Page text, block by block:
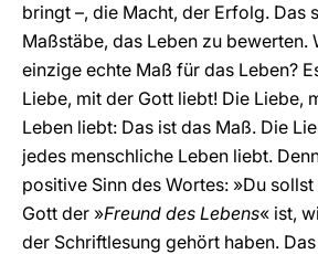
bringt –, die Macht, der Erfolg. Das
Maßstäbe, das Leben zu bewerten.
einzige echte Maß für das Leben?
Liebe, mit der Gott liebt! Die Liebe,
Leben liebt: Das ist das Maß. Die
jedes menschliche Leben liebt.
positive Sinn des Wortes: »Du
Gott der »Freund des Lebens« ist,
der Schriftlesung gehört haben.